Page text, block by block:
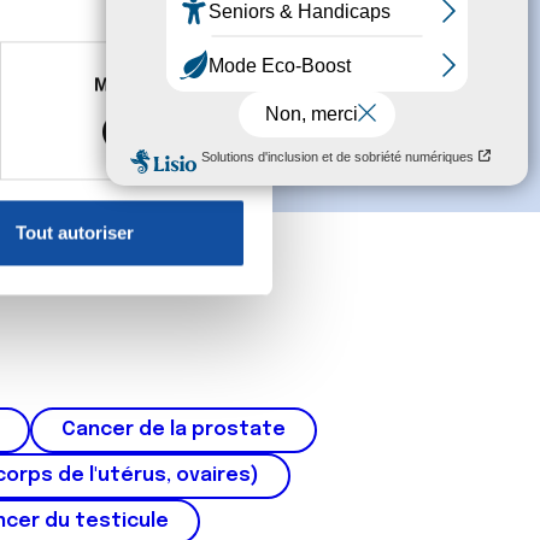
à plusieurs mètres près
reportez-vous à lasection «
sur les cookies.
informations que
Marketing
Tout autoriser
Cancer de la prostate
de l'utérus, ovaires)
du testicule